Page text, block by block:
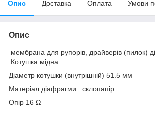
Опис Доставка Оплата Умови
Опис
мембрана для рупорів, драйверів (пилок)
Котушка мідна
Діаметр котушки (внутрішній) 51.5 мм
Матеріал діафрагми склопапір
Опір 16 Ω